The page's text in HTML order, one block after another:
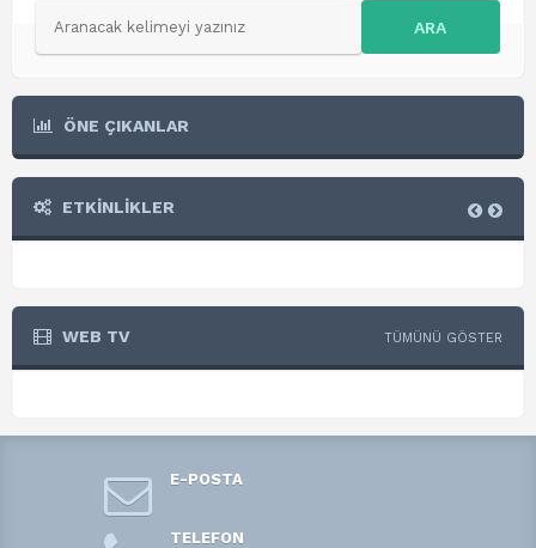
ARA
ÖNE ÇIKANLAR
ETKİNLİKLER
WEB TV TÜMÜNÜ GÖSTER
E-POSTA
TELEFON